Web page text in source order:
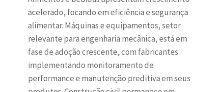
acelerado, focando em eficiência e segurança
alimentar. Máquinas e equipamentos, setor
relevante para engenharia mecânica, está em
fase de adoção crescente, com fabricantes
implementando monitoramento de
performance e manutenção preditiva em seus